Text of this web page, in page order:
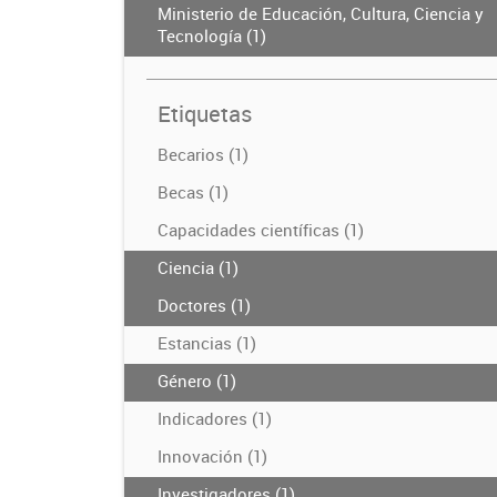
Ministerio de Educación, Cultura, Ciencia y
Tecnología (1)
Etiquetas
Becarios (1)
Becas (1)
Capacidades científicas (1)
Ciencia (1)
Doctores (1)
Estancias (1)
Género (1)
Indicadores (1)
Innovación (1)